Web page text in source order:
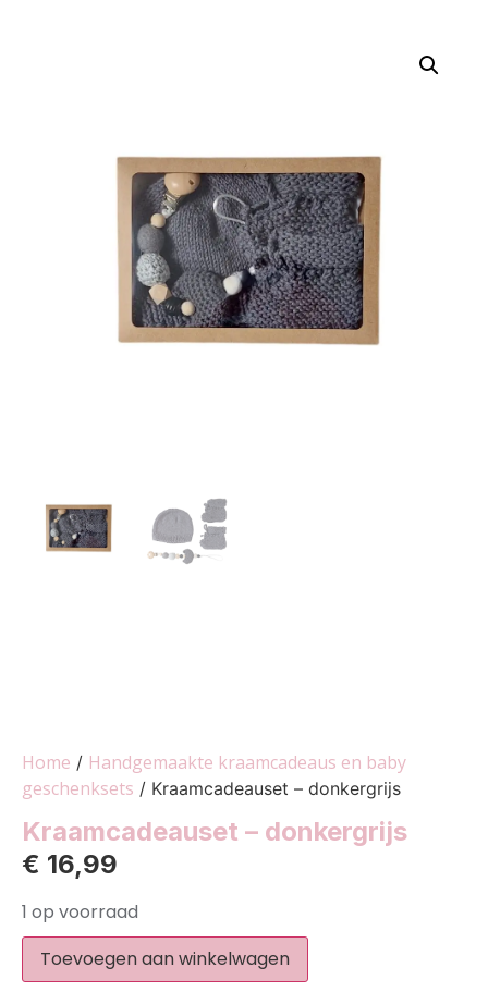
Home / Handgemaakte kraamcadeaus en baby
geschenksets / Kraamcadeauset – donkergrijs
Kraamcadeauset – donkergrijs
€ 16,99
1 op voorraad
Toevoegen aan winkelwagen